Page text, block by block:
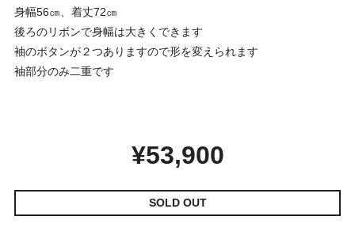
身幅56㎝、着丈72㎝
後ろのリボンで身幅は大きくできます
袖のボタンが２つありますので形を変えられます
袖部分のみ二重です
¥53,900
SOLD OUT